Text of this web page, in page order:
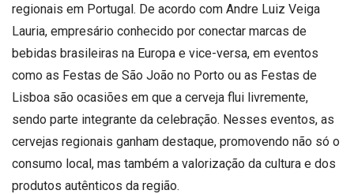
regionais em Portugal. De acordo com Andre Luiz Veiga
Lauria, empresário conhecido por conectar marcas de
bebidas brasileiras na Europa e vice-versa, em eventos
como as Festas de São João no Porto ou as Festas de
Lisboa são ocasiões em que a cerveja flui livremente,
sendo parte integrante da celebração. Nesses eventos, as
cervejas regionais ganham destaque, promovendo não só o
consumo local, mas também a valorização da cultura e dos
produtos autênticos da região.